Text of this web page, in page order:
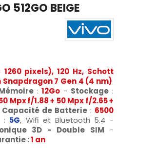
512GO BEIGE
1260 pixels), 120 Hz, Schott
7 Gen 4 (4 nm)
: 12Go - Stockage :
Mpx f/1.88 + 50 Mpx f/2.65 +
Capacité de Batterie : 6500
: 5G, Wifi et Bluetooth 5.4 -
3D - Double SIM -
:1 an